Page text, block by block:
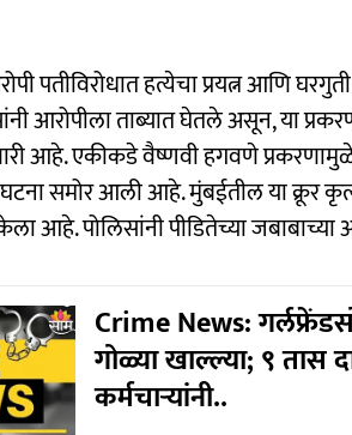
पतीविरोधात हत्येचा प्रयत्न आणि
आरोपीला ताब्यात घेतले असून, या
आहे. एकीकडे वैष्णवी हगवणे
समोर आली आहे. मुंबईतील या क्रूर
केला आहे. पोलिसांनी पीडितेच्या
Crime News:
गोळ्या खाल्ल्या; ९ तास
कर्मचाऱ्यांनी..